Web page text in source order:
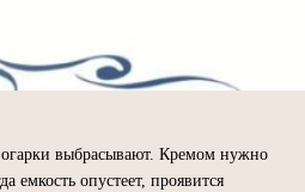
огарки выбрасывают. Кремом нужно
емкость опустеет, проявится